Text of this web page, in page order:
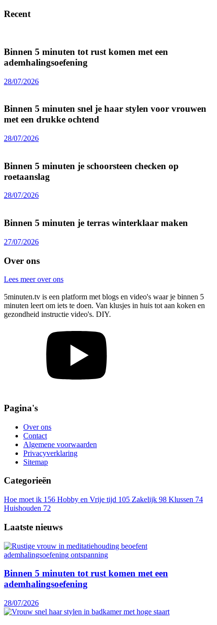
Recent
Binnen 5 minuten tot rust komen met een
ademhalingsoefening
28/07/2026
Binnen 5 minuten snel je haar stylen voor vrouwen
met een drukke ochtend
28/07/2026
Binnen 5 minuten je schoorsteen checken op
roetaanslag
28/07/2026
Binnen 5 minuten je terras winterklaar maken
27/07/2026
Over ons
Lees meer over ons
5minuten.tv is een platform met blogs en video's waar je binnen 5
minuten leert om iets te doen. Van klusjes in huis tot aan koken en
gezondheid instructie video's. DIY.
Pagina's
Over ons
Contact
Algemene voorwaarden
Privacyverklaring
Sitemap
Categorieën
Hoe moet ik 156 Hobby en Vrije tijd 105 Zakelijk 98 Klussen 74
Huishouden 72
Laatste nieuws
Binnen 5 minuten tot rust komen met een
ademhalingsoefening
28/07/2026